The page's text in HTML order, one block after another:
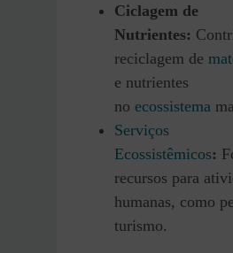
Ciclagem de
Nutrientes:
reciclagem de
e nutrientes
no ecossistema
Serviços
Ecossistêmicos:
recursos para
humanas, como
turismo.